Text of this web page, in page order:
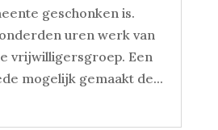
geschonken is.
uren werk van
vrijwilligersgroep. Een
mogelijk gemaakt de...